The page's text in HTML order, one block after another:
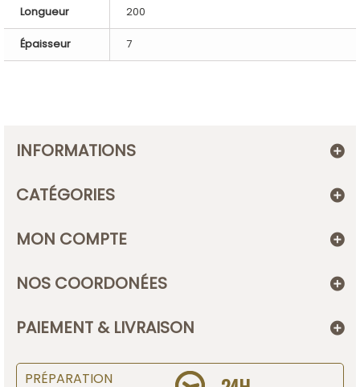
Longueur 200
Épaisseur 7
INFORMATIONS
CATÉGORIES
MON COMPTE
NOS COORDONÉES
PAIEMENT & LIVRAISON
PRÉPARATION